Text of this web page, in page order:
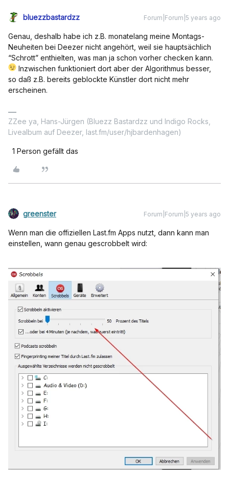
bluezzbastardzz Forum|Forum|5 years ago
Genau, deshalb habe ich z.B. monatelang meine Montags-
Neuheiten bei Deezer nicht angehört, weil sie hauptsächlich
“Schrott” enthielten, was man ja schon vorher checken kann.
Inzwischen funktioniert dort aber der Algorithmus besser,
so daß z.B. bereits geblockte Künstler dort nicht mehr
erscheinen.
ZZee ya, Hans-Jürgen (Bluezz Bastardzz und Indigo Rocks,
Livealbum auf Deezer, last.fm/user/hjbardenhagen)
1 Person gefällt das
greenster Forum|Forum|5 years ago
Wenn man die offiziellen Last.fm Apps nutzt, dann kann man
einstellen, wann genau gescrobbelt wird: